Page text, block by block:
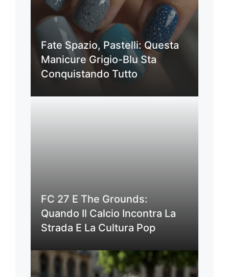
Fate Spazio, Pastelli: Questa
Manicure Grigio-Blu Sta
Conquistando Tutto
FC 27 E The Grounds:
Quando Il Calcio Incontra La
Strada E La Cultura Pop